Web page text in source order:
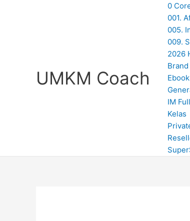
UMKM Coach
0
001.
005.
009.
2026
IM
Kelas